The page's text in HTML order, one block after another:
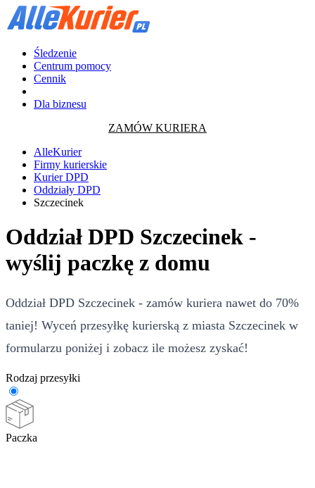
Śledzenie
Centrum pomocy
Cennik
Dla biznesu
ZAMÓW KURIERA
AlleKurier
Firmy kurierskie
Kurier DPD
Oddziały DPD
Szczecinek
Oddział DPD Szczecinek -
wyślij paczkę z domu
Oddział DPD Szczecinek - zamów kuriera nawet do 70%
taniej! Wyceń przesyłkę kurierską z miasta Szczecinek w
formularzu poniżej i zobacz ile możesz zyskać!
Rodzaj przesyłki
Paczka